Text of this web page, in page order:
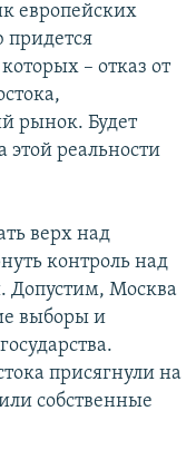
европейских
придется
– отказ от
рынок. Будет
этой реальности
верх над
контроль над
Допустим, Москва
выборы и
присягнули на
собственные